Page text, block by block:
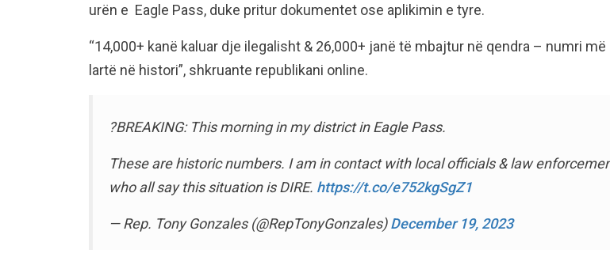
urën e Eagle Pass, duke pritur dokumentet ose aplikimin e tyre.
“14,000+ kanë kaluar dje ilegalisht & 26,000+ janë të mbajtur në qendra – numri më
lartë në histori”, shkruante republikani online.
?BREAKING: This morning in my district in Eagle Pass.
These are historic numbers. I am in contact with local officials & law
who all say this situation is DIRE. https://t.co/e752kgSgZ1
— Rep. Tony Gonzales (@RepTonyGonzales)December 19, 2023